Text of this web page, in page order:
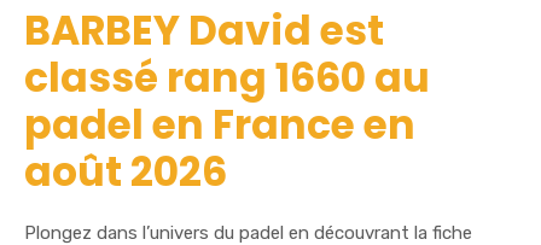
BARBEY David est
classé rang 1660 au
padel en France en
août 2026
Plongez dans l’univers du padel en découvrant la fiche